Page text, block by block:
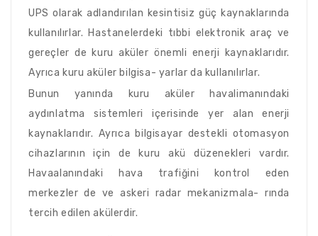
UPS olarak adlandırılan kesintisiz güç kaynaklarında
kullanılırlar. Hastanelerdeki tıbbi elektronik araç ve
gereçler de kuru aküler önemli enerji kaynaklarıdır.
Ayrıca kuru aküler bilgisa- yarlar da kullanılırlar.
Bunun yanında kuru aküler havalimanındaki
aydınlatma sistemleri içerisinde yer alan enerji
kaynaklarıdır. Ayrıca bilgisayar destekli otomasyon
cihazlarının için de kuru akü düzenekleri vardır.
Havaalanındaki hava trafiğini kontrol eden
merkezler de ve askeri radar mekanizmala- rında
tercih edilen akülerdir.